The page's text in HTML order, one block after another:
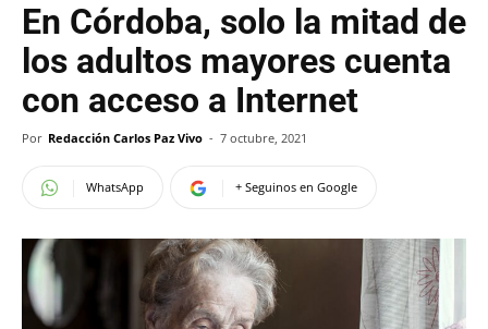
En Córdoba, solo la mitad de
los adultos mayores cuenta
con acceso a Internet
Por Redacción Carlos Paz Vivo - 7 octubre, 2021
WhatsApp + Seguinos en Google